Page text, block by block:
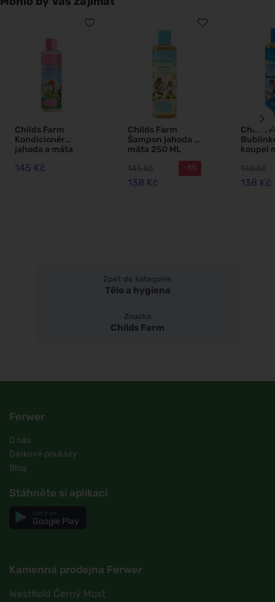
Childs Farm
Kondicionér
jahoda a máta
145 Kč
Childs Farm
Šampon jahoda a
máta 250 ML
145 Kč
138 Kč
-5%
Childs
koupel
145 Kč
138 Kč
Zpět do kategorie
Tělo a hygiena
Značka
Childs Farm
Ferwer
O nás
Dárkové poukazy
Blog
Stáhněte si aplikaci
Google Play
Kamenná prodejna Ferwer
Westfield Černý Most